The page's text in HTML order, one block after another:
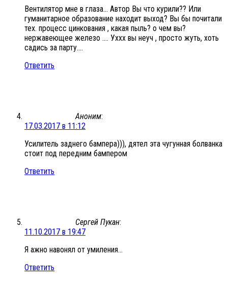
Вентилятор мне в глаза… Автор Вы что курили?? Или
гуманитарное образование находит выход? Вы бы почитали
тех. процесс цинкования , какая пыль? о чем вы?
нержавеющее железо …. Уххх вы неуч , просто жуть, хоть
садись за парту….
Ответить
Аноним:
17.03.2017 в 11:12
Усилитель заднего бампера))), дятел эта чугунная болванка
стоит под передним бампером
Ответить
Сергей Пукан:
11.10.2017 в 19:47
Я ажно навонял от умиления…
Ответить